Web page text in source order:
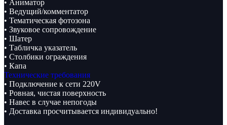
• Аниматор
• Ведущий/комментатор
• Тематическая фотозона
• Звуковое сопровождение
• Шатер
• Табличка указатель
• Столбики ограждения
• Капа
Технические требования
• Подключение к сети 220V
• Ровная, чистая поверхность
• Навес в случае непогоды
• Доставка просчитывается индивидуально!